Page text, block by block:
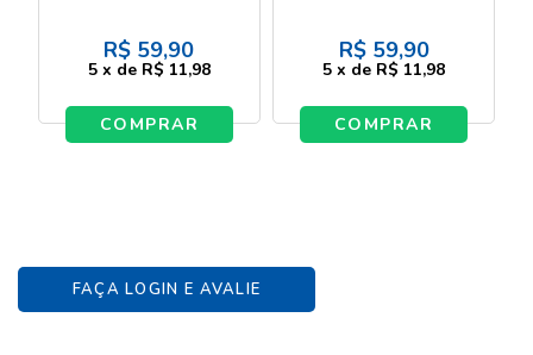
R$ 59,90
5 x de R$ 11,98
COMPRAR
R$ 59,90
5 x de R$ 11,98
COMPRAR
FAÇA LOGIN E AVALIE